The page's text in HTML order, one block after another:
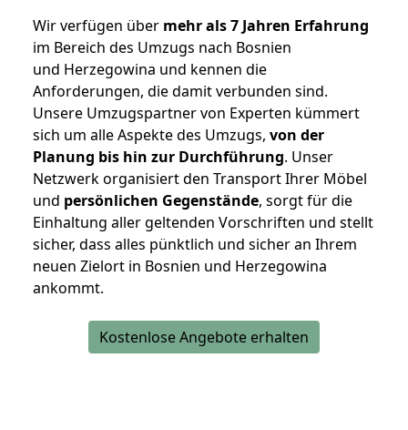
Wir verfügen über mehr als 7 Jahren Erfahrung
im Bereich des Umzugs nach Bosnien
und Herzegowina und kennen die
Anforderungen, die damit verbunden sind.
Unsere Umzugspartner von Experten kümmert
sich um alle Aspekte des Umzugs, von der
Planung bis hin zur Durchführung. Unser
Netzwerk organisiert den Transport Ihrer Möbel
und persönlichen Gegenstände, sorgt für die
Einhaltung aller geltenden Vorschriften und stellt
sicher, dass alles pünktlich und sicher an Ihrem
neuen Zielort in Bosnien und Herzegowina
ankommt.
Kostenlose Angebote erhalten